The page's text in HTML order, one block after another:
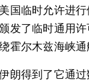
国临时允许进
发了临时通用
霍尔木兹海峡
朗得到了它通